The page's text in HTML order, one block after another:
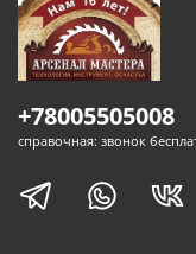
+78005505008
справочная: звонок